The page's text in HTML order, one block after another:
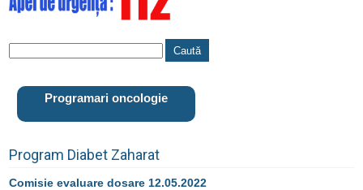
Programari oncologie
Program Diabet Zaharat
Comisie evaluare dosare 12.05.2022